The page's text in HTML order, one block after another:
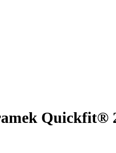
Quickfit®